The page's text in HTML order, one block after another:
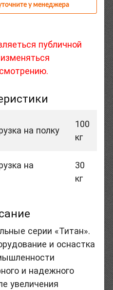
у менеджера
публичной
на полку
100
кг
на
30
кг
серии «Титан».
и оснастка
и надежного
увеличения